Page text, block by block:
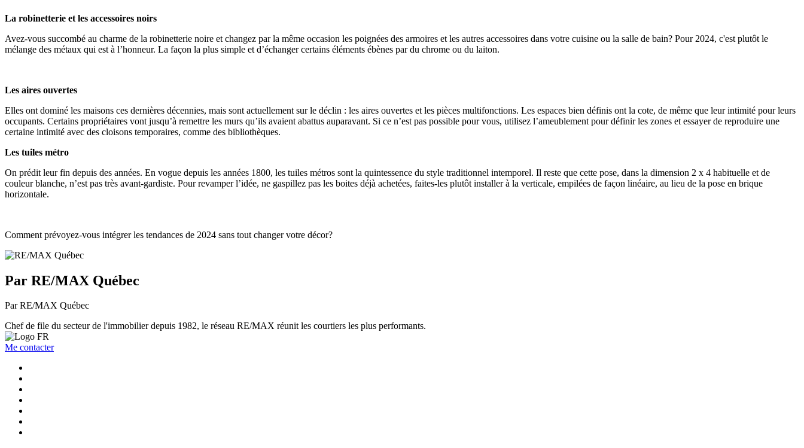
La robinetterie et les accessoires noirs
Avez-vous succombé au charme de la robinetterie noire et changez par la même occasion les poignées des armoires et les autres accessoires dans votre cuisine ou la salle de bain? Pour 2024, c'est plutôt le
mélange des métaux qui est à l’honneur. La façon la plus simple et d’échanger certains éléments ébènes par du chrome ou du laiton.
Les aires ouvertes
Elles ont dominé les maisons ces dernières décennies, mais sont actuellement sur le déclin : les aires ouvertes et les pièces multifonctions. Les espaces bien définis ont la cote, de même que leur intimité pour leurs
occupants. Certains propriétaires vont jusqu’à remettre les murs qu’ils avaient abattus auparavant. Si ce n’est pas possible pour vous, utilisez l’ameublement pour définir les zones et essayer de reproduire une
certaine intimité avec des cloisons temporaires, comme des bibliothèques.
Les tuiles métro
On prédit leur fin depuis des années. En vogue depuis les années 1800, les tuiles métros sont la quintessence du style traditionnel intemporel. Il reste que cette pose, dans la dimension 2 x 4 habituelle et de
couleur blanche, n’est pas très avant-gardiste. Pour revamper l’idée, ne gaspillez pas les boites déjà achetées, faites-les plutôt installer à la verticale, empilées de façon linéaire, au lieu de la pose en brique
horizontale.
Comment prévoyez-vous intégrer les tendances de 2024 sans tout changer votre décor?
Par RE/MAX Québec
Par RE/MAX Québec
Chef de file du secteur de l'immobilier depuis 1982, le réseau RE/MAX réunit les courtiers les plus performants.
Me contacter